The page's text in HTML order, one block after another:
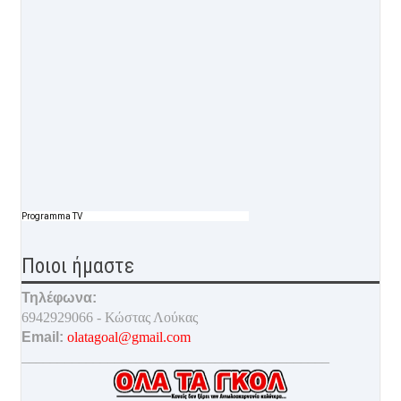
Programma TV
Ποιοι ήμαστε
Τηλέφωνα:
6942929066 - Κώστας Λούκας
Email: olatagoal@gmail.com